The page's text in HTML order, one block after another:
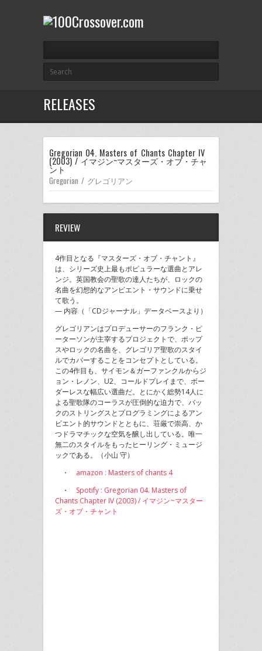
RELEASES
Gregorian 04. Masters of Chants Chapter IV
(2003) / イマジン~マスターズ・オブ・チャ
ント
Gregorian / グレゴリアン
REVIEW
4作目となる『マスターズ・オブ・チャント』
は、シリーズ史上最もポピュラーな選曲とアレ
ンジ。英国教会の聖歌の達人たちが、ロックの
名曲を幻想的なアンビエント・サウンドに乗せ
て歌う。
— 内容（「CDジャーナル」データベースより）
グレゴリアンはプロデューサーのフランク・ピ
ーターソンが主宰するプロジェクトで、ポップ
スやロックの名曲を、グレゴリア聖歌のスタイ
ルでカバーすることをコンセプトとしている。
この4作目も、サイモン＆ガーファンクルからジ
ョン・レノン、U2、コールドプレイまで、ボー
ダーレスな幅広い選曲だ。とにかく総勢14人に
よる聖歌隊のコーラスが圧倒的な迫力で、バッ
クのストリングスとプログラミングによるアン
ビエント的サウンドとともに、荘厳で崇高、か
つドラマチックな空気を醸し出している。唯一
無二のスタイルをもったヒーリング・ミュージ
ックである。（小山 守）
・ amazon : Masters of chants 4
・ Spotify : Gregorian 04. Masters of
Chants Chapter IV (2003) / イマジン~マスター
ズ・オブ・チャント